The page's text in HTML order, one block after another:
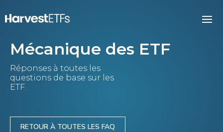
Mécanique des ETF
Réponses à toutes les
questions de base sur les
ETF.
RETOUR À TOUTES LES FAQ